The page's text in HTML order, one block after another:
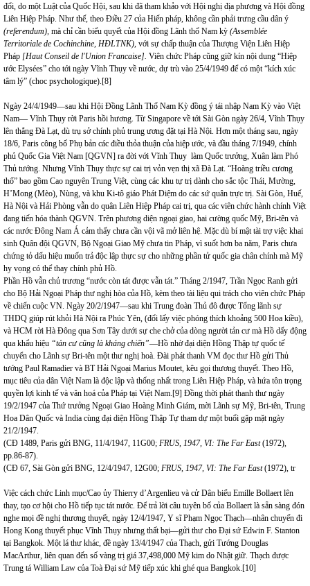
đổi, do một Luật của Quốc Hội, sau khi đã tham khảo với Hội nghị địa phương và Hội đồng
Liên Hiệp Pháp. Như thế, theo Điều 27 của Hiến pháp, không cần phải trưng cầu dân ý
(referendum), mà chỉ cần biểu quyết của Hội đồng Lãnh thổ Nam kỳ (Assemblée
Territoriale de Cochinchine, HĐLTNK), với sự chấp thuận của Thượng Viện Liên Hiệp
Pháp [Haut Conseil de l'Union Francaise]. Viên chức Pháp cũng giữ kín nội dung “Hiệp
ước Elysées” cho tới ngày Vĩnh Thụy về nước, dự trù vào 25/4/1949 để có một “kích xúc
tâm lý” (choc psychologique). [8]
Ngày 24/4/1949—sau khi Hội Đồng Lãnh Thổ Nam Kỳ đồng ý tái nhập Nam Kỳ vào Việt
Nam— Vĩnh Thụy rời Paris hồi hương. Từ Singapore về tới Sài Gòn ngày 26/4, Vĩnh Thụy
lên thẳng Đà Lạt, dù trụ sở chính phủ trung ương đặt tại Hà Nội. Hơn một tháng sau, ngày
18/6, Paris công bố Phụ bản các điều thỏa thuận của hiệp ước, và đầu tháng 7/1949, chính
phủ Quốc Gia Việt Nam [QGVN] ra đời với Vĩnh Thụy làm Quốc trưởng, Xuân làm Phó
Thủ tướng. Nhưng Vĩnh Thụy thực sự cai trị vỏn vẹn thị xã Đà Lạt. “Hoàng triều cương
thổ” bao gồm Cao nguyên Trung Việt, cùng các khu tự trị dành cho sắc tộc Thái, Mường,
H’Mong (Mèo), Nùng, và khu Ki-tô giáo Phát Diệm do các sứ quân trực trị. Sài Gòn, Huế,
Hà Nội và Hải Phòng vẫn do quân Liên Hiệp Pháp cai trị, qua các viên chức hành chính Việt
đang tiến hóa thành QGVN. Trên phương diện ngoại giao, hai cường quốc Mỹ, Bri-tên và
các nước Đông Nam Á cảm thấy chưa cần vội vã mở liên hệ. Mặc dù bí mật tài trợ việc khai
sinh Quân đội QGVN, Bộ Ngoại Giao Mỹ chưa tin Pháp, vì suốt hơn ba năm, Paris chưa
chứng tỏ dấu hiệu muốn trả độc lập thực sự cho những phần tử quốc gia chân chính mà Mỹ
hy vọng có thể thay chính phủ Hồ.
Phần Hồ vẫn chủ trương “nước còn tát được vẫn tát.” Tháng 2/1947, Trần Ngọc Ranh gửi
cho Bộ Hải Ngoại Pháp thư nghị hòa của Hồ, kèm theo tài liệu qui trách cho viên chức Pháp
về chiến cuộc VN. Ngày 20/2/1947—sau khi Trung đoàn Thủ đô được Tổng lãnh sự
THDQ giúp rút khỏi Hà Nội ra Phúc Yên, (đổi lấy việc phóng thích khoảng 500 Hoa kiều),
và HCM rời Hà Đông qua Sơn Tây dưới sự che chở của dòng người tản cư mà Hồ dấy động
qua khẩu hiệu “tản cư cũng là kháng chiến”—Hồ nhờ đại diện Hồng Thập tự quốc tế
chuyển cho Lãnh sự Bri-tên một thư nghị hoà. Đài phát thanh VM đọc thư Hồ gửi Thủ
tướng Paul Ramadier và BT Hải Ngoại Marius Moutet, kêu gọi thương thuyết. Theo Hồ,
mục tiêu của dân Việt Nam là độc lập và thống nhất trong Liên Hiệp Pháp, và hứa tôn trọng
quyền lợi kinh tế và văn hoá của Pháp tại Việt Nam. [9] Đồng thời phát thanh thư ngày
19/2/1947 của Thứ trưởng Ngoại Giao Hoàng Minh Giám, mời Lãnh sự Mỹ, Bri-tên, Trung
Hoa Dân Quốc và India cùng đại diện Hồng Thập Tự tham dự một buổi gặp mặt ngày
21/2/1947.
(CĐ 1489, Paris gửi BNG, 11/4/1947, 11G00; FRUS, 1947, VI: The Far East(1972),
pp.86-87).
(CĐ 67, Sài Gòn gửi BNG, 12/4/1947, 12G00; FRUS, 1947, VI: The Far East(1972), tr
Việc cách chức Linh mục/Cao ủy Thierry d’Argenlieu và cử Dân biểu Emille Bollaert lên
thay, tạo cơ hội cho Hồ tiếp tục tát nước. Để trả lời câu tuyên bố của Bollaert là sẵn sàng đón
nghe mọi đề nghị thương thuyết, ngày 12/4/1947, Y sĩ Phạm Ngọc Thạch—nhân chuyến đi
Hong Kong thuyết phục Vĩnh Thụy nhưng thất bại—gửi thư cho Đại sứ Edwin F. Stanton
tại Bangkok. Một lá thư khác, đề ngày 13/4/1947 của Thạch, gửi Tướng Douglas
MacArthur, liên quan đến số vàng trị giá 37,498,000 Mỹ kim do Nhật giữ. Thạch được
Trung tá William Law của Toà Đại sứ Mỹ tiếp xúc khi ghé qua Bangkok. [10]